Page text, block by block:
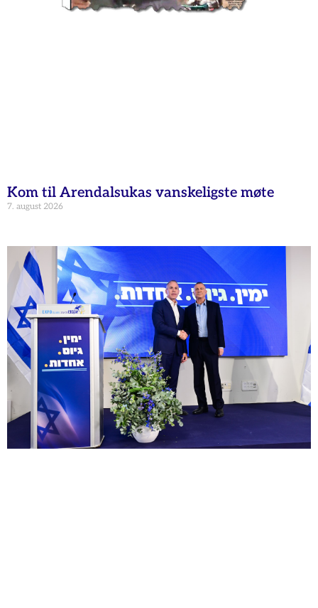
Kom til Arendalsukas vanskeligste møte
7. august 2026